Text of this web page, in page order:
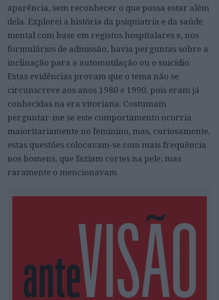
aparência, sem reconhecer o que possa estar além
dela. Explorei a história da psiquiatria e da saúde
mental com base em registos hospitalares e, nos
formulários de admissão, havia perguntas sobre a
inclinação para a automutilação ou o suicídio.
Estas evidências provam que o tema não se
circunscreve aos anos 1980 e 1990, pois eram já
conhecidas na era vitoriana. Costumam
perguntar-me se este comportamento ocorria
maioritariamente no feminino, mas, curiosamente,
estas questões colocavam-se com mais frequência
nos homens, que faziam cortes na pele, mas
raramente o mencionavam.